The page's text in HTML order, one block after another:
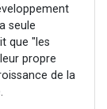
seule
que "les
propre
de la